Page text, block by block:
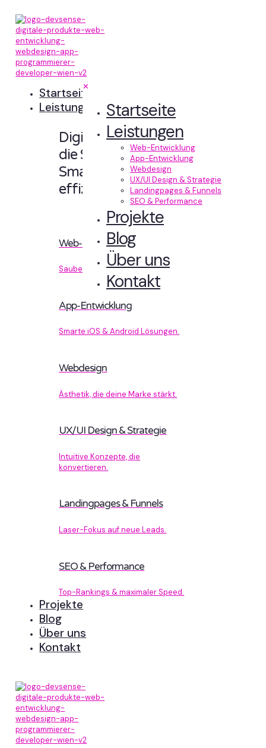
✕
Startseite
Leistungen
Web-Entwicklung
App-Entwicklung
Webdesign
UX/UI Design & Strategie
Landingpages & Funnels
SEO & Performance
Projekte
Blog
Über uns
Kontakt
Startseite
Leistungen
Digitale Erlebnisse,
die Sinn machen.
Smart designt und
effizient entwickelt.
Web-Entwicklung
Sauberer Code, der performt.
App-Entwicklung
Smarte iOS & Android Lösungen.
Webdesign
Ästhetik, die deine Marke stärkt.
UX/UI Design & Strategie
Intuitive Konzepte, die
konvertieren.
Landingpages & Funnels
Laser-Fokus auf neue Leads.
SEO & Performance
Top-Rankings & maximaler Speed.
Projekte
Blog
Über uns
Kontakt